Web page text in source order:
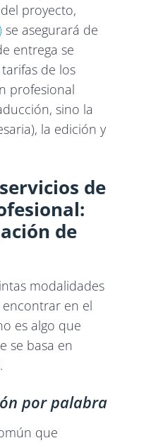
proyecto,
se asegurará de
entrega se
de los
profesional
sino la
la edición y
de
de
modalidades
en el
es algo que
se basa en
por palabra
que